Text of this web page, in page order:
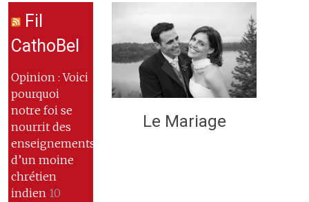
Fil
CathoBel
Opinion : Voici
pourquoi
notre foi se
nourrit des
enseignements
d’un moine
chrétien
indien 10
Le Mariage